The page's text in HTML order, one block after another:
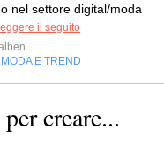
nel settore digital/moda
il seguito
MODA E TREND
creare...